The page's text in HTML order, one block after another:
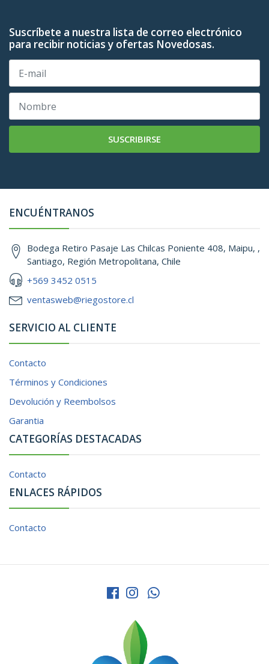
Suscríbete a nuestra lista de correo electrónico
para recibir noticias y ofertas Novedosas.
SUSCRIBIRSE
ENCUÉNTRANOS
Bodega Retiro Pasaje Las Chilcas Poniente 408, Maipu, ,
Santiago, Región Metropolitana, Chile
+569 3452 0515
ventasweb@riegostore.cl
SERVICIO AL CLIENTE
Contacto
Términos y Condiciones
Devolución y Reembolsos
Garantia
CATEGORÍAS DESTACADAS
Contacto
ENLACES RÁPIDOS
Contacto